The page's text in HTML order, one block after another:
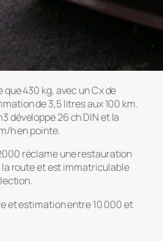
430 kg, avec un Cx de
de 3,5 litres aux 100 km.
développe 26 ch DIN et la
h en pointe.
réclame une restauration
route et est immatriculable
et estimation entre 10 000 et